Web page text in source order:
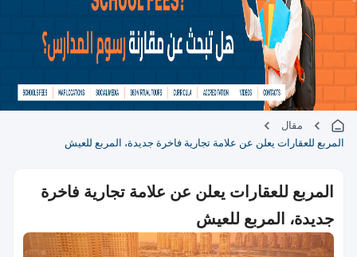
مقال
المربع للعقارات يعلن عن علامة تجارية فاخرة جديدة، المربع للعيش
المربع للعقارات يعلن عن علامة تجارية فاخرة
جديدة، المربع للعيش